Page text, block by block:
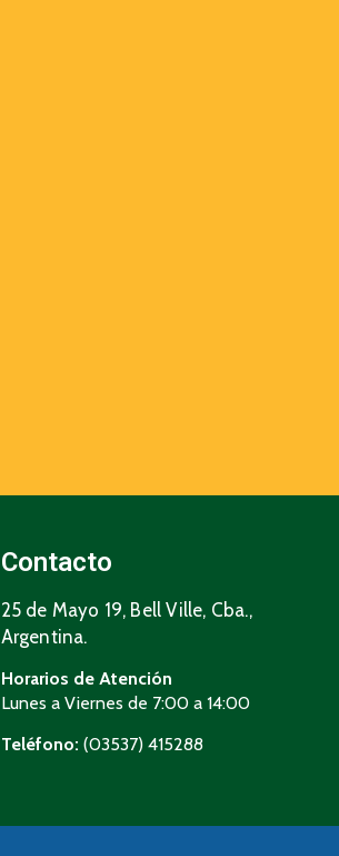
Contacto
25 de Mayo 19, Bell Ville, Cba.,
Argentina.
Horarios de Atención
Lunes a Viernes de 7:00 a 14:00
Teléfono: (03537) 415288